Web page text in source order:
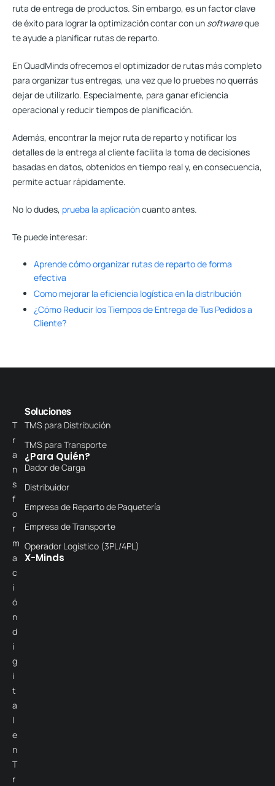
ruta de entrega de productos. Sin embargo, es un factor clave
de éxito para lograr la optimizacióncontar con un softwareque
te ayude a planificar rutas de reparto.
En QuadMinds ofrecemos el optimizador de rutas más completo
para organizar tus entregas, una vez que lo pruebes no querrás
dejar de utilizarlo. Especialmente, para ganar eficiencia
operacional y reducir tiempos de planificación.
Además, encontrar la mejor ruta de reparto y notificar los
detalles de la entrega al cliente facilita la toma de decisiones
basadas en datos, obtenidos en tiempo real y, en consecuencia,
permite actuar rápidamente.
No lo dudes, prueba la aplicacióncuanto antes.
Te puede interesar:
Aprende cómo organizar rutas de reparto de forma
efectiva
Como mejorar la eficiencia logística en la distribución
¿Cómo Reducir los Tiempos de Entrega de Tus Pedidos a
Cliente?
T
r
a
n
s
f
o
r
m
a
c
i
ó
n
d
i
g
i
t
a
l
e
n
T
r
Soluciones
TMS para Distribución
TMS para Transporte
¿Para Quién?
Dador de Carga
Distribuidor
Empresa de Reparto de Paquetería
Empresa de Transporte
Operador Logístico (3PL/4PL)
X-Minds